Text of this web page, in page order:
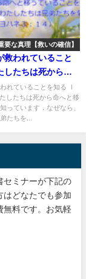
要な真理【救いの確信】
救われていること
したちは死から命
ることを知ってい
ら、わたしたちは
しているからで
)
れていることを知る Ⅰ
したちは死から命へと移
っています．なぜなら、
たちを...
セミナーが下記の
はどなたでも参加
無料です。お気軽